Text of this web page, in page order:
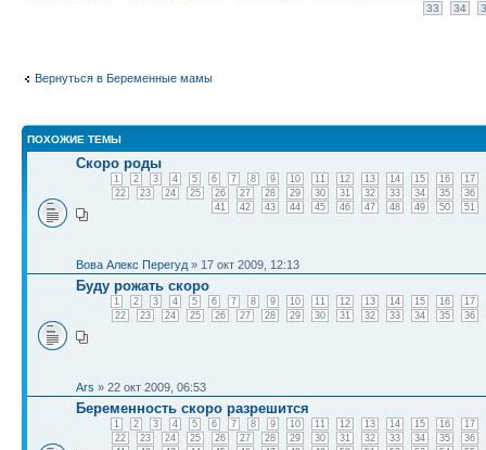
33
34
Вернуться в Беременные мамы
ПОХОЖИЕ ТЕМЫ
Скоро роды
1 2 3 4 5 6 7 8 9 10 11 12 13 14 15 16
17
22
23 24 25 26 27 28 29 30 31 32 33 34 35
36
41
42 43 44 45 46 47 48 49 50 51
Вова Алекс Перегуд » 17 окт 2009, 12:13
Буду рожать скоро
1 2 3 4 5 6 7 8 9 10 11 12 13 14 15 16
17
22
23 24 25 26 27 28 29 30 31 32 33 34 35 36
Ars » 22 окт 2009, 06:53
Беременность скоро разрешится
1 2 3 4 5 6 7 8 9 10 11 12 13 14 15 16
17
22
23 24 25 26 27 28 29 30 31 32 33 34 35
36